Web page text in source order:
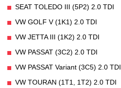
SEAT TOLEDO III (5P2) 2.0 TDI
VW GOLF V (1K1) 2.0 TDI
VW JETTA III (1K2) 2.0 TDI
VW PASSAT (3C2) 2.0 TDI
VW PASSAT Variant (3C5) 2.0 TDI
VW TOURAN (1T1, 1T2) 2.0 TDI